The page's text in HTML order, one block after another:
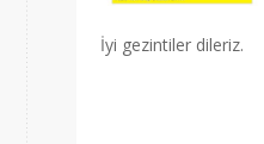
İyi gezintiler dileriz.